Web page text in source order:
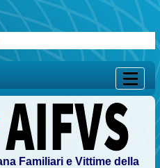
Familiari e Vittime della